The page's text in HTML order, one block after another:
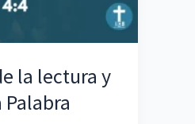
la lectura y